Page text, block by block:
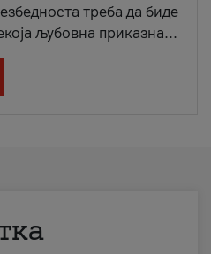
треба да биде
љубовна приказна...